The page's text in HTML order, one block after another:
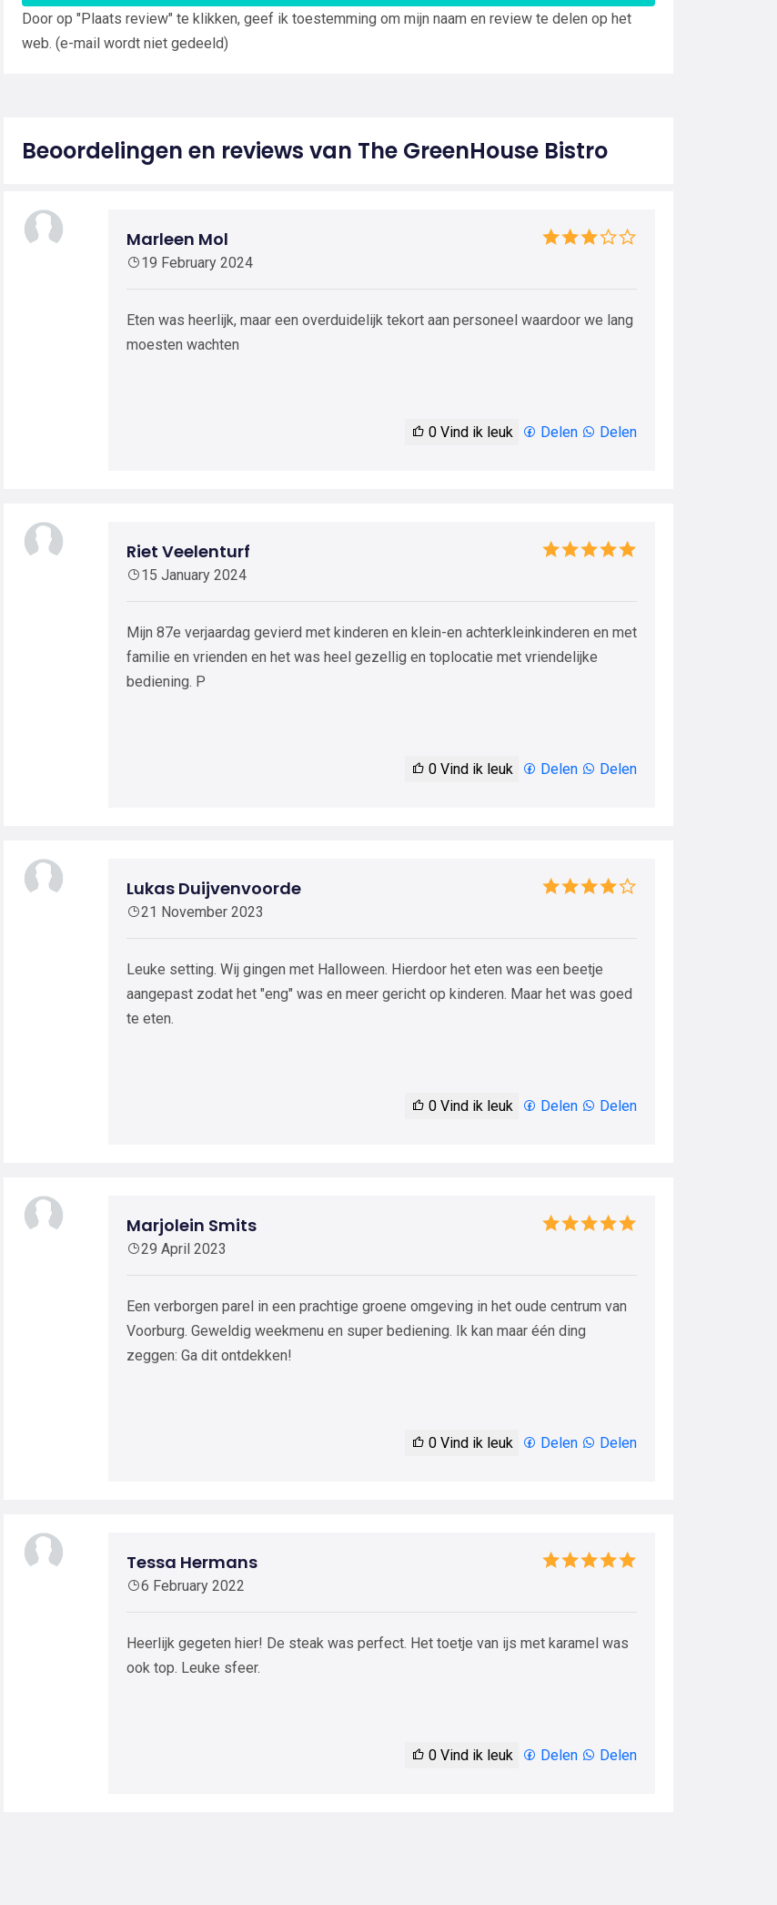
Door op "Plaats review" te klikken, geef ik toestemming om mijn naam en review te delen op het
web. (e-mail wordt niet gedeeld)
Beoordelingen en reviews van The GreenHouse Bistro
Marleen Mol
19 February 2024
Eten was heerlijk, maar een overduidelijk tekort aan personeel waardoor we lang
moesten wachten
0 Vind ik leuk Delen Delen
Riet Veelenturf
15 January 2024
Mijn 87e verjaardag gevierd met kinderen en klein-en achterkleinkinderen en met
familie en vrienden en het was heel gezellig en toplocatie met vriendelijke
bediening. P
0 Vind ik leuk Delen Delen
Lukas Duijvenvoorde
21 November 2023
Leuke setting. Wij gingen met Halloween. Hierdoor het eten was een beetje
aangepast zodat het "eng" was en meer gericht op kinderen. Maar het was goed
te eten.
0 Vind ik leuk Delen Delen
Marjolein Smits
29 April 2023
Een verborgen parel in een prachtige groene omgeving in het oude centrum van
Voorburg. Geweldig weekmenu en super bediening. Ik kan maar één ding
zeggen: Ga dit ontdekken!
0 Vind ik leuk Delen Delen
Tessa Hermans
6 February 2022
Heerlijk gegeten hier! De steak was perfect. Het toetje van ijs met karamel was
ook top. Leuke sfeer.
0 Vind ik leuk Delen Delen